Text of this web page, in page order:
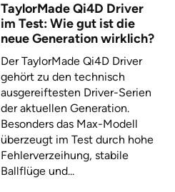
TaylorMade Qi4D Driver
im Test: Wie gut ist die
neue Generation wirklich?
Der TaylorMade Qi4D Driver
gehört zu den technisch
ausgereiftesten Driver-Serien
der aktuellen Generation.
Besonders das Max-Modell
überzeugt im Test durch hohe
Fehlerverzeihung, stabile
Ballflüge und...